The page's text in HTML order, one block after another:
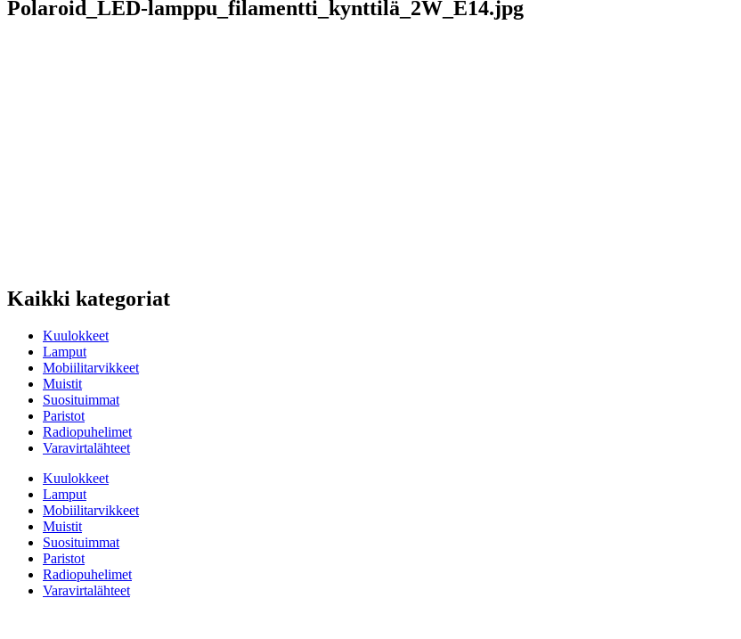
Polaroid_LED-lamppu_filamentti_kynttilä_2W_E14.jpg
Kaikki kategoriat
Kuulokkeet
Lamput
Mobiilitarvikkeet
Muistit
Suosituimmat
Paristot
Radiopuhelimet
Varavirtalähteet
Kuulokkeet
Lamput
Mobiilitarvikkeet
Muistit
Suosituimmat
Paristot
Radiopuhelimet
Varavirtalähteet